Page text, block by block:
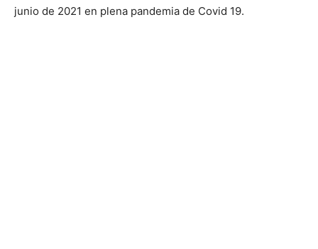
junio de 2021 en plena pandemia de Covid 19.